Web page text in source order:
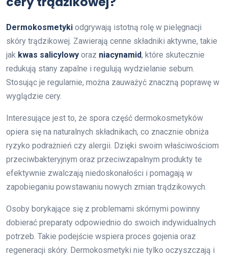
Dermokosmetyki odgrywają istotną rolę w pielęgnacji
skóry trądzikowej. Zawierają cenne składniki aktywne, takie
jak kwas salicylowy oraz niacynamid, które skutecznie
redukują stany zapalne i regulują wydzielanie sebum.
Stosując je regularnie, można zauważyć znaczną poprawę w
wyglądzie cery.
Interesujące jest to, że spora część dermokosmetyków
opiera się na naturalnych składnikach, co znacznie obniża
ryzyko podrażnień czy alergii. Dzięki swoim właściwościom
przeciwbakteryjnym oraz przeciwzapalnym produkty te
efektywnie zwalczają niedoskonałości i pomagają w
zapobieganiu powstawaniu nowych zmian trądzikowych.
Osoby borykające się z problemami skórnymi powinny
dobierać preparaty odpowiednio do swoich indywidualnych
potrzeb. Takie podejście wspiera proces gojenia oraz
regeneracji skóry. Dermokosmetyki nie tylko oczyszczają i